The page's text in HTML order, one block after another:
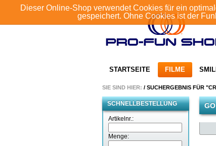
Dieser Online-Shop verwendet Cookies für ein
gespeichert. Ohne Cookies ist der
STARTSEITE FILME
SIE SIND HIER: / SUCHERGEBNIS FÜR
SCHNELLBESTELLUNG
Artikelnr.:
Menge: